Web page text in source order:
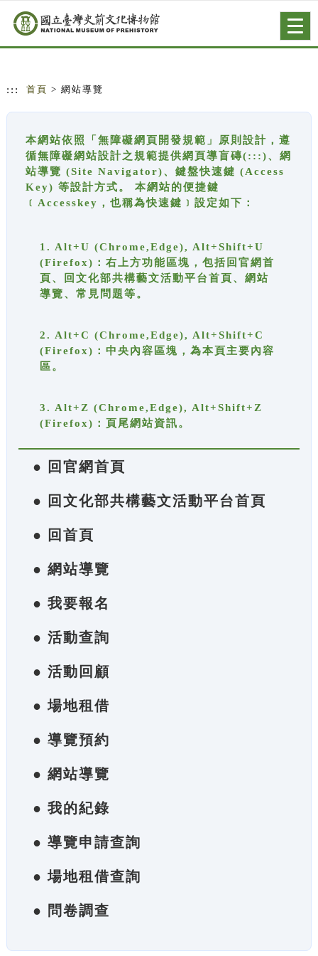
跳到主要內容
網站導覽
::: 首頁 > 網站導覽
本網站依照「無障礙網頁開發規範」原則設計，遵
循無障礙網站設計之規範提供網頁導盲磚(:::)、網
站導覽 (Site Navigator)、鍵盤快速鍵 (Access
Key) 等設計方式。 本網站的便捷鍵
﹝Accesskey，也稱為快速鍵﹞設定如下：
1. Alt+U (Chrome,Edge), Alt+Shift+U
(Firefox)：右上方功能區塊，包括回官網首
頁、回文化部共構藝文活動平台首頁、網站
導覽、常見問題等。
2. Alt+C (Chrome,Edge), Alt+Shift+C
(Firefox)：中央內容區塊，為本頁主要內容
區。
3. Alt+Z (Chrome,Edge), Alt+Shift+Z
(Firefox)：頁尾網站資訊。
● 回官網首頁
● 回文化部共構藝文活動平台首頁
● 回首頁
● 網站導覽
● 我要報名
● 活動查詢
● 活動回顧
● 場地租借
● 導覽預約
● 網站導覽
● 我的紀錄
● 導覽申請查詢
● 場地租借查詢
● 問卷調查